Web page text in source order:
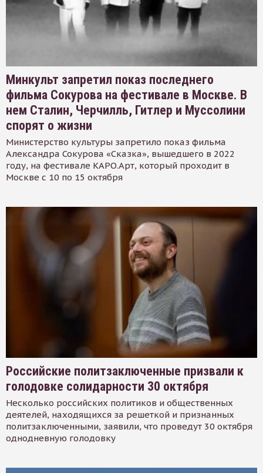
Минкульт запретил показ последнего
фильма Сокурова на фестивале в Москве. В
нем Сталин, Черчилль, Гитлер и Муссолини
спорят о жизни
Министерство культуры запретило показ фильма
Александра Сокурова «Сказка», вышедшего в 2022
году, на фестивале КАРО.Арт, который проходит в
Москве с 10 по 15 октября
Российские политзаключенные призвали к
голодовке солидарности 30 октября
Несколько российских политиков и общественных
деятелей, находящихся за решеткой и признанных
политзаключенными, заявили, что проведут 30 октября
однодневную голодовку